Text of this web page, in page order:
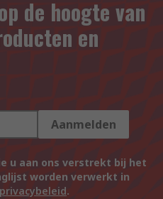
de hoogte van
en
Aanmelden
u aan ons verstrekt bij het
worden verwerkt in
privacybeleid.